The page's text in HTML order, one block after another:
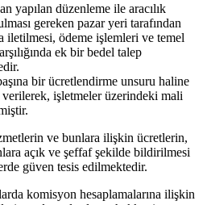
yapılan düzenleme ile aracılık
gereken pazar yeri tarafından
iletilmesi, ödeme işlemleri ve temel
ek bir bedel talep
bir ücretlendirme unsuru haline
verilerek, işletmeler üzerindeki mali
ve bunlara ilişkin ücretlerin,
açık ve şeffaf şekilde bildirilmesi
güven tesis edilmektedir.
komisyon hesaplamalarına ilişkin